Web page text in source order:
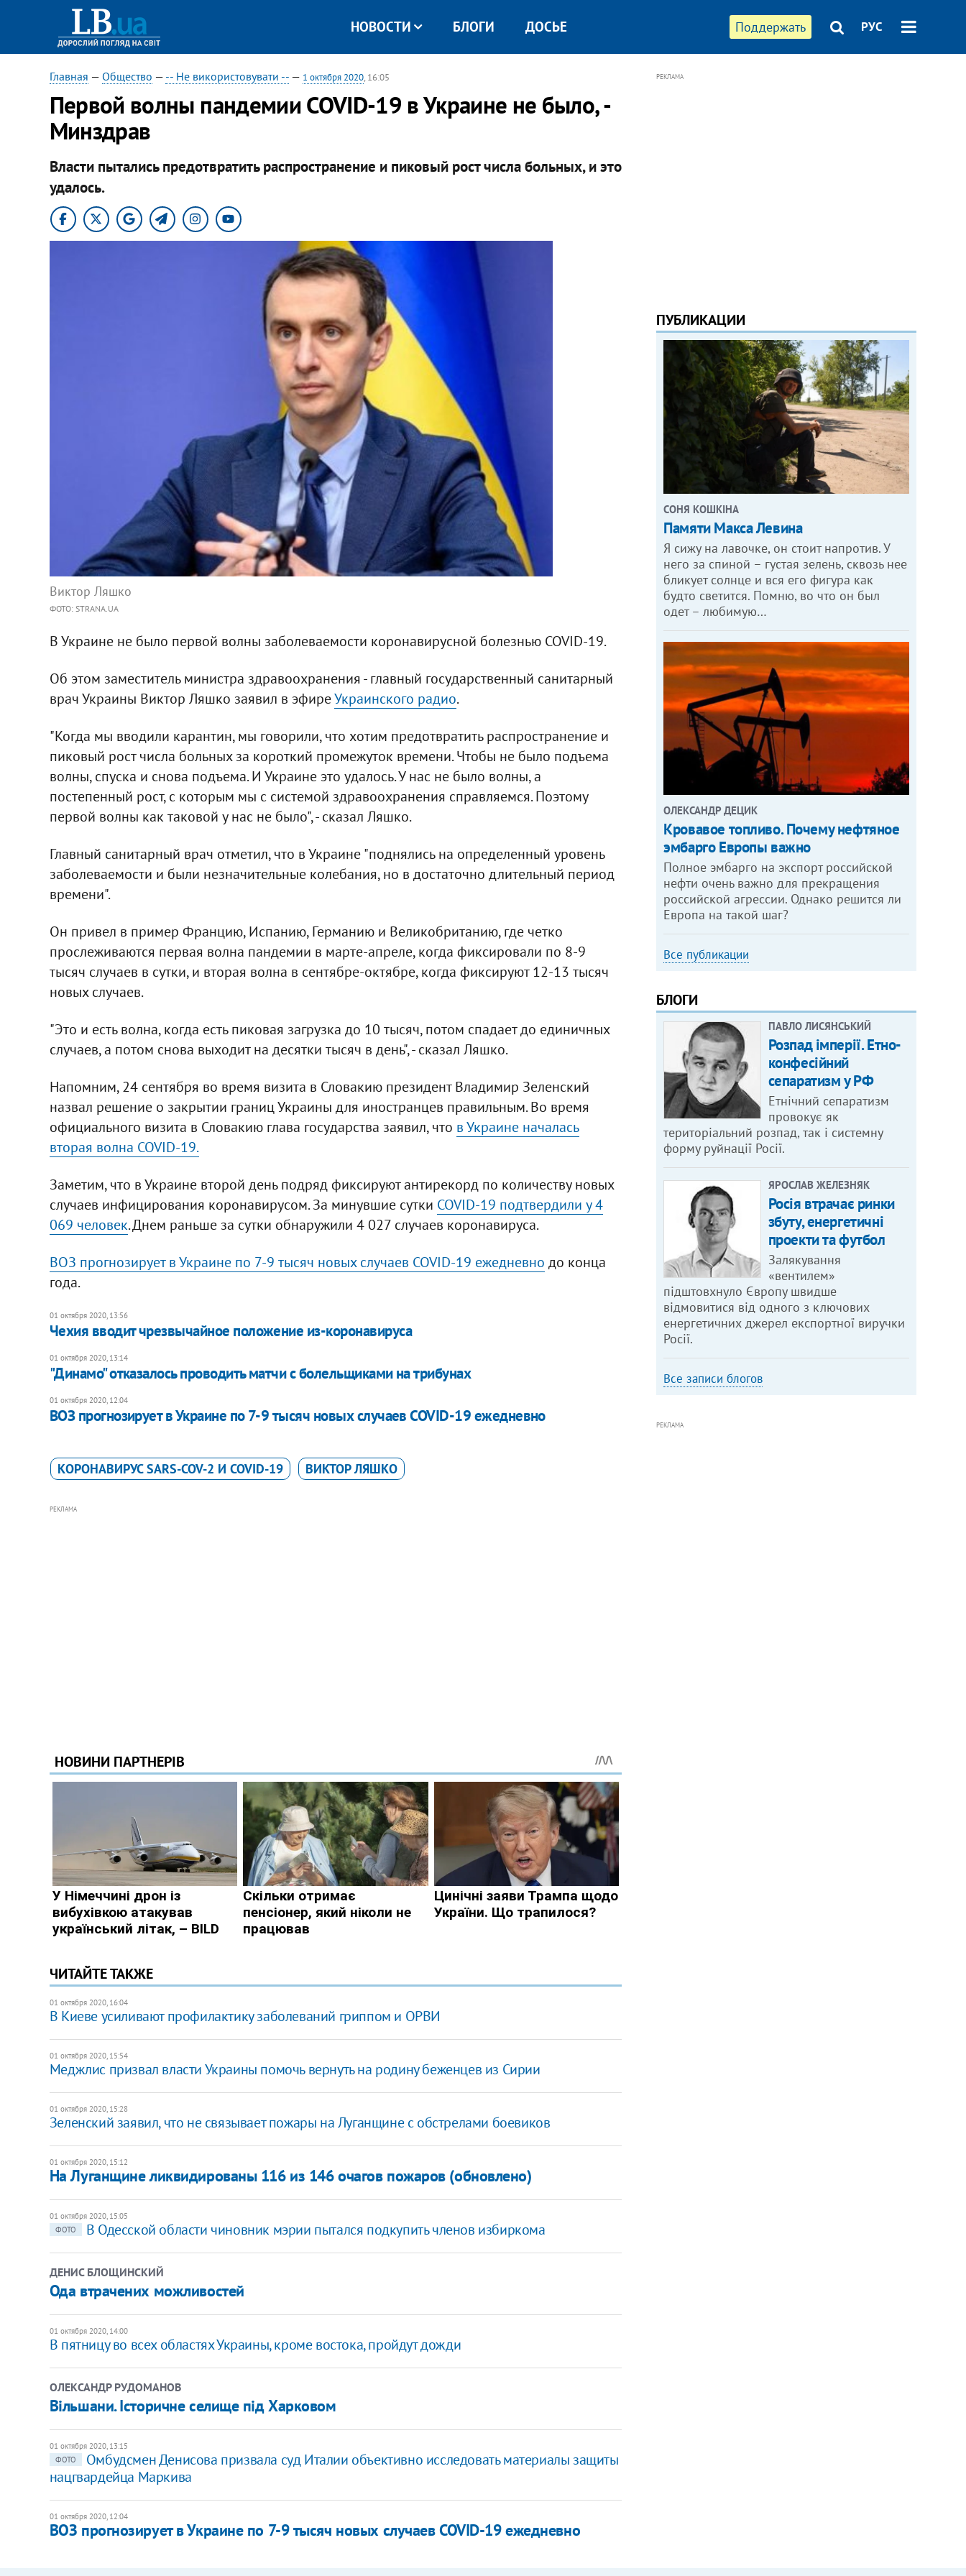
Поддержать РУС
НОВОСТИ БЛОГИ ДОСЬЕ
Главная — Общество — -- Не використовувати --— 1 октября 2020, 16:05
Первой волны пандемии COVID-19 в Украине не было, -
Минздрав
Власти пытались предотвратить распространение и пиковый рост числа больных, и это
удалось.
Виктор Ляшко
ФОТО: STRANA.UA
В Украине не было первой волны заболеваемости коронавирусной болезнью COVID-19.
Об этом заместитель министра здравоохранения - главный государственный санитарный
врач Украины Виктор Ляшко заявил в эфиреУкраинского радио.
"Когда мы вводили карантин, мы говорили, что хотим предотвратить распространение и
пиковый рост числа больных за короткий промежуток времени. Чтобы не было подъема
волны, спуска и снова подъема. И Украине это удалось. У нас не было волны, а
постепенный рост, с которым мы с системой здравоохранения справляемся. Поэтому
первой волны как таковой у нас не было", - сказал Ляшко.
Главный санитарный врач отметил, что в Украине "поднялись на определенный уровень
заболеваемости и были незначительные колебания, но в достаточно длительный период
времени".
Он привел в пример Францию, Испанию, Германию и Великобританию, где четко
прослеживаются первая волна пандемии в марте-апреле, когда фиксировали по 8-9
тысяч случаев в сутки, и вторая волна в сентябре-октябре, когда фиксируют 12-13 тысяч
новых случаев.
"Это и есть волна, когда есть пиковая загрузка до 10 тысяч, потом спадает до единичных
случаев, а потом снова выходит на десятки тысяч в день", - сказал Ляшко.
Напомним, 24 сентября во время визита в Словакию президент Владимир Зеленский
назвал решение о закрытии границ Украины для иностранцев правильным. Во время
официального визита в Словакию глава государства заявил, что в Украине началась
вторая волна COVID-19.
Заметим, что в Украине второй день подряд фиксируют антирекорд по количеству новых
случаев инфицирования коронавирусом. За минувшие сутки COVID-19 подтвердили у 4
069 человек. Днем раньше за сутки обнаружили 4 027 случаев коронавируса.
ВОЗ прогнозирует в Украине по 7-9 тысяч новых случаев COVID-19 ежедневно до конца
года.
01 октября 2020, 13:56
Чехия вводит чрезвычайное положение из-коронавируса
01 октября 2020, 13:14
"Динамо" отказалось проводить матчи с болельщиками на трибунах
01 октября 2020, 12:04
ВОЗ прогнозирует в Украине по 7-9 тысяч новых случаев COVID-19 ежедневно
КОРОНАВИРУС SARS-COV-2 И COVID-19 ВИКТОР ЛЯШКО
РЕКЛАМА
ЧИТАЙТЕ ТАКЖЕ
01 октября 2020, 16:04
В Киеве усиливают профилактику заболеваний гриппом и ОРВИ
01 октября 2020, 15:54
Меджлис призвал власти Украины помочь вернуть на родину беженцев из Сирии
01 октября 2020, 15:28
Зеленский заявил, что не связывает пожары на Луганщине с обстрелами боевиков
01 октября 2020, 15:12
На Луганщине ликвидированы 116 из 146 очагов пожаров (обновлено)
01 октября 2020, 15:05
ФОТО
В Одесской области чиновник мэрии пытался подкупить членов избиркома
ДЕНИС БЛОЩИНСКИЙ
Ода втрачених можливостей
01 октября 2020, 14:00
В пятницу во всех областях Украины, кроме востока, пройдут дожди
ОЛЕКСАНДР РУДОМАНОВ
Вільшани. Історичне селище під Харковом
01 октября 2020, 13:15
ФОТО
Омбудсмен Денисова призвала суд Италии объективно исследовать материалы защиты
нацгвардейца Маркива
01 октября 2020, 12:04
ВОЗ прогнозирует в Украине по 7-9 тысяч новых случаев COVID-19 ежедневно
РЕКЛАМА
ПУБЛИКАЦИИ
СОНЯ КОШКІНА
Памяти Макса Левина
Я сижу на лавочке, он стоит напротив. У
него за спиной – густая зелень, сквозь нее
бликует солнце и вся его фигура как
будто светится. Помню, во что он был
одет – любимую…
ОЛЕКСАНДР ДЕЦИК
Кровавое топливо. Почему нефтяное
эмбарго Европы важно
Полное эмбарго на экспорт российской
нефти очень важно для прекращения
российской агрессии. Однако решится ли
Европа на такой шаг?
Все публикации
БЛОГИ
ПАВЛО ЛИСЯНСЬКИЙ
Розпад імперії. Етно-
конфесійний
сепаратизм у РФ
Етнічний сепаратизм
провокує як
територіальний розпад, так і системну
форму руйнації Росії.
ЯРОСЛАВ ЖЕЛЕЗНЯК
Росія втрачає ринки
збуту, енергетичні
проекти та футбол
Залякування
«вентилем»
підштовхнуло Європу швидше
відмовитися від одного з ключових
енергетичних джерел експортної виручки
Росії.
Все записи блогов
РЕКЛАМА